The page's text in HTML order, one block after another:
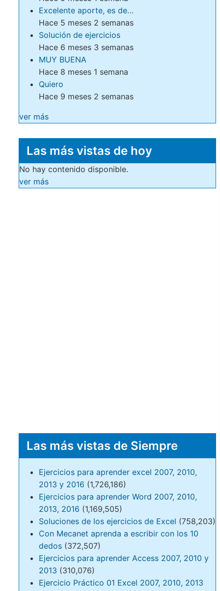
Excelente aporte, es de…
Hace 5 meses 2 semanas
Solución de ejercicios
Hace 6 meses 3 semanas
MUY BUENA
Hace 8 meses 1 semana
Quiero
Hace 9 meses 2 semanas
ver más
Las más vistas de hoy
No hay contenido disponible.
ver más
Las más vistas de Siempre
Ejercicios para aprender excel 2007, 2010,
2013 y 2016 (1,726,186)
Ejercicios para aprender Word 2007, 2010,
2013, 2016 (1,169,505)
Soluciones de los ejercicios de Excel (758,203)
Con Mecanet aprenda a escribir con los 10
dedos (372,507)
Ejercicios para aprender Access 2007, 2010 y
2013 (310,076)
Ejercicio Práctico 01 Excel 2007, 2010, 2013